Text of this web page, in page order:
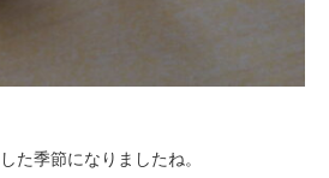
た季節になりましたね。